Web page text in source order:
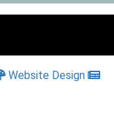
Website Design